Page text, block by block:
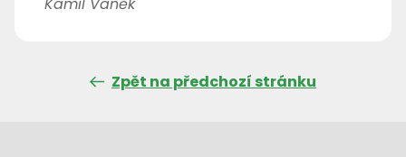
Kamil Vaněk
Zpět na předchozí stránku